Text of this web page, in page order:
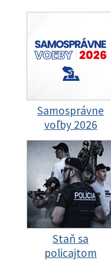
Samosprávne
voľby 2026
Staň sa
policajtom